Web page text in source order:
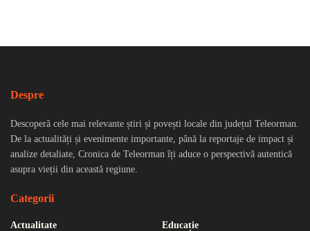
Despre
Descoperă cele mai relevante știri și povești locale din județul Teleorman.
De la actualități și evenimente importante, până la reportaje de impact și
analize detaliate, Cronica de Teleorman îți aduce o perspectivă autentică
asupra vieții din această regiune.
Categorii
Actualitate
Educație